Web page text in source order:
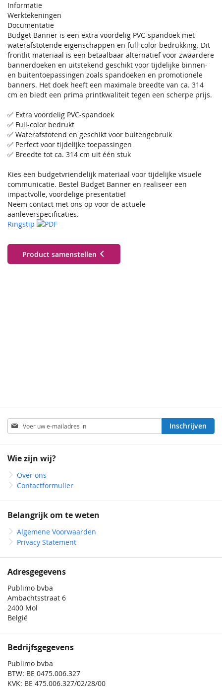
Informatie
Werktekeningen
Documentatie
Budget Banner is een extra voordelig PVC-spandoek met
waterafstotende eigenschappen en full-color bedrukking. Dit
frontlit materiaal is een betaalbaar alternatief voor zwaardere
bannerdoeken en uitstekend geschikt voor tijdelijke binnen-
en buitentoepassingen zoals spandoeken en promotionele
banners. Het doek heeft een maximale breedte van ca. 314
cm en biedt een prima printkwaliteit tegen een scherpe prijs.
✅ Extra voordelig PVC-spandoek
✅ Full-color bedrukt
✅ Waterafstotend en geschikt voor buitengebruik
✅ Perfect voor tijdelijke toepassingen
✅ Breedte tot ca. 314 cm uit één stuk
Kies een budgetvriendelijk materiaal voor tijdelijke visuele
communicatie. Bestel Budget Banner en realiseer een
impactvolle, voordelige presentatie!
Neem contact met ons op voor de actuele
aanleverspecificaties.
Ringstip
Product samenstellen
Abonneer
u
op
nieuwsbrief
Inschrijven
Wie zijn wij?
Over ons
Contactformulier
Belangrijk om te weten
Algemene Voorwaarden
Privacy Statement
Adresgegevens
Publimo bvba
Ambachtsstraat 6
2400 Mol
België
Bedrijfsgegevens
Publimo bvba
BTW: BE 0475.006.327
KVK: BE 475.006.327/02/28/00